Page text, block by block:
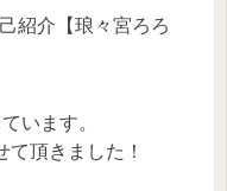
紹介【琅々宮ろろ
います。
頂きました！